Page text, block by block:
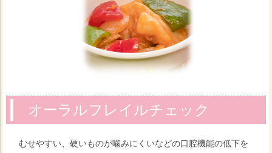
オーラルフレイルチェック
むせやすい、硬いものが噛みにくいなどの口腔機能の低下を